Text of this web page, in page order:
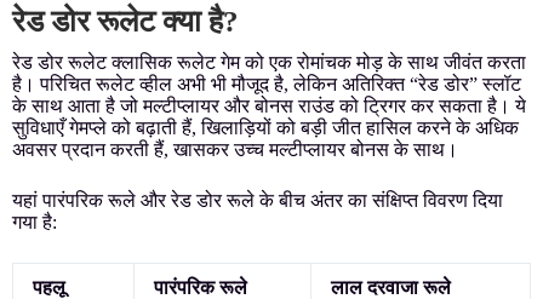
रेड डोर रूलेट क्या है?
रेड डोर रूलेट क्लासिक रूलेट गेम को एक रोमांचक मोड़ के साथ जीवंत करता
है। परिचित रूलेट व्हील अभी भी मौजूद है, लेकिन अतिरिक्त “रेड डोर” स्लॉट
के साथ आता है जो मल्टीप्लायर और बोनस राउंड को ट्रिगर कर सकता है। ये
सुविधाएँ गेमप्ले को बढ़ाती हैं, खिलाड़ियों को बड़ी जीत हासिल करने के अधिक
अवसर प्रदान करती हैं, खासकर उच्च मल्टीप्लायर बोनस के साथ।
यहां पारंपरिक रूले और रेड डोर रूले के बीच अंतर का संक्षिप्त विवरण दिया
गया है:
पहलू पारंपरिक रूले लाल दरवाजा रूले